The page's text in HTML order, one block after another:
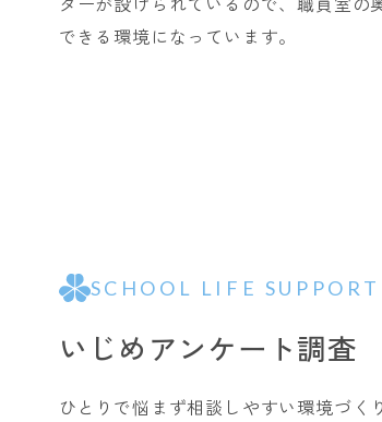
できる環境になっています。
SCHOOL LIFE
いじめアンケート調査
ひとりで悩まず相談しやすい環境づ